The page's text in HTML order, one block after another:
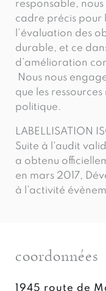
responsable,
cadre précis pour
l’évaluation des
durable, et ce
d’amélioration
Nous nous
que les
politique.
LABELLISATION
Suite à l'audit
a obtenu
en mars 2017,
à l’activité
coordonnées
1945 route de